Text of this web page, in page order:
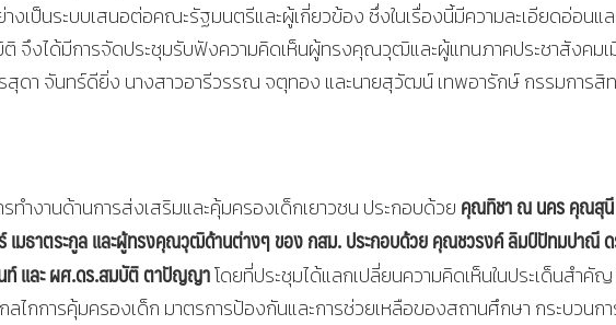
เป็นระบบเสนอต่อคณะรัฐมนตรีและผู้เกี่ยวข้อง ซึ่งในเรื่องนี้มีความละเอียดอ่อนแล
ติ จึงได้มีการจัดประชุมรับฟังความคิดเห็นผู้ทรงคุณวุฒิและผู้แทนภาคประชาสังคม
สุดา จันทร์ดียิ่ง นางสาวอารีวรรณ จตุทอง และนายสุวัฒน์ เทพอารักษ์ กรรมการสิ
ำงานด้านการส่งเสริมและคุ้มครองเด็กเยาวชน ประกอบด้วย คุณทิชา ณ นคร คุณสุนี
มธาตระกูล และผู้ทรงคุณวุฒิด้านต่างๆ ของ กสม. ประกอบด้วย คุณชวรงค์ ลิมป์ปัทมปาณี ด
ท์ และ ผศ.ดร.สมบัติ ตาปัญญาโดยที่ประชุมได้แลกเปลี่ยนความคิดเห็นในประเด็นสำคั
ไกการคุ้มครองเด็ก มาตรการป้องกันและการช่วยเหลือของสถานศึกษา กระบวนก